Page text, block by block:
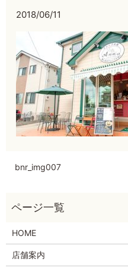
2018/06/11
bnr_img007
HOME
店舗案内